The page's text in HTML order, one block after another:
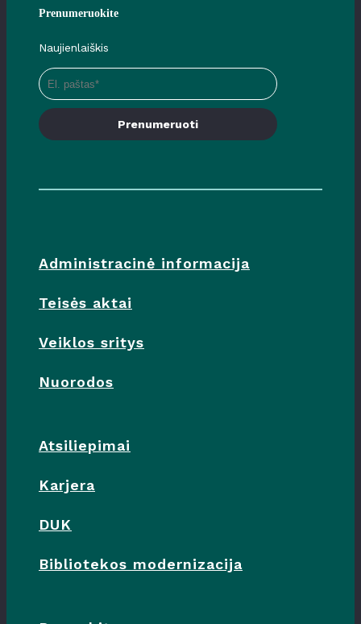
Prenumeruokite
Naujienlaiškis
Prenumeruoti
Administracinė informacija
Teisės aktai
Veiklos sritys
Nuorodos
Atsiliepimai
Karjera
DUK
Bibliotekos modernizacija